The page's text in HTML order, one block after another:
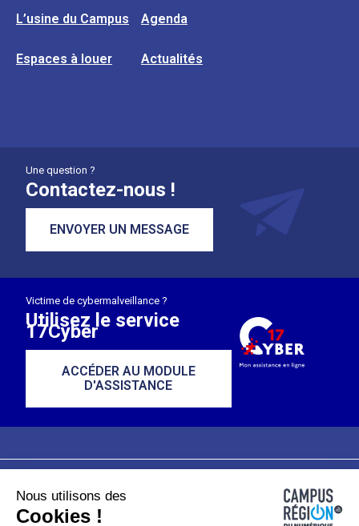
L’usine du Campus Agenda
Espaces à louer Actualités
Une question ?
Contactez-nous !
ENVOYER UN MESSAGE
Victime de cybermalveillance ?
Utilisez le service
17Cyber
ACCÉDER AU MODULE
D'ASSISTANCE
Plan du site
Nous utilisons des
Cookies !